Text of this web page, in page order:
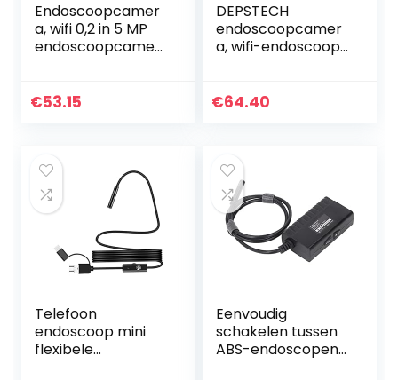
Endoscoopcamer
a, wifi 0,2 in 5 MP
endoscoopcamer
industriële
€53.15
DEPSTECH
endoscoopcamer
a, wifi-endoscoop,
HD
€64.40
Telefoon
endoscoop mini
flexibele
Eenvoudig
schakelen tussen
ABS-endoscopen